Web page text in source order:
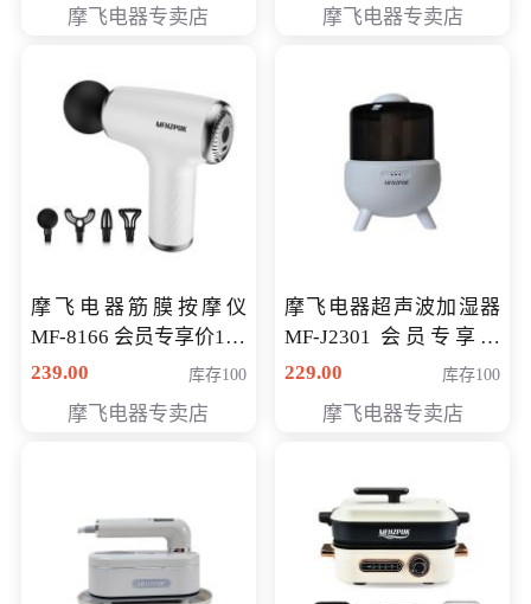
摩飞电器专卖店 摩飞电器专卖店
摩飞电器筋膜按摩仪
MF-8166 会员专享价168
元
239.00 库存100
摩飞电器专卖店
摩飞电器超声波加湿器
MF-J2301 会员专享价
168元
229.00 库存100
摩飞电器专卖店